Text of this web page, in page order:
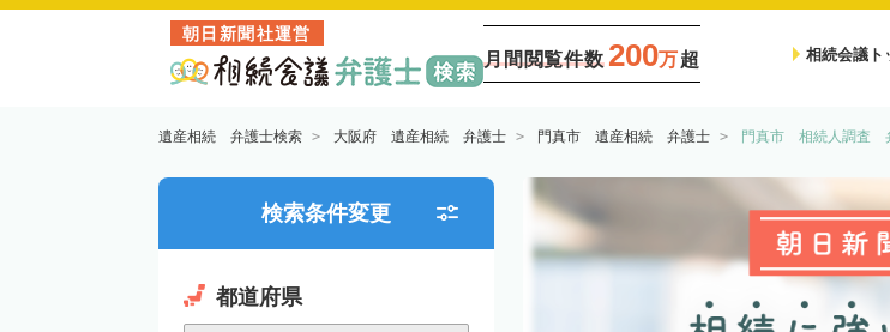
朝日新聞社運営
月間閲覧件数 200万超 相続会議ト
遺産相続 弁護士検索 大阪府 遺産相続 弁護士 門真市 遺産相続 弁護士 門真市 相続人調査
検索条件変更
都道府県